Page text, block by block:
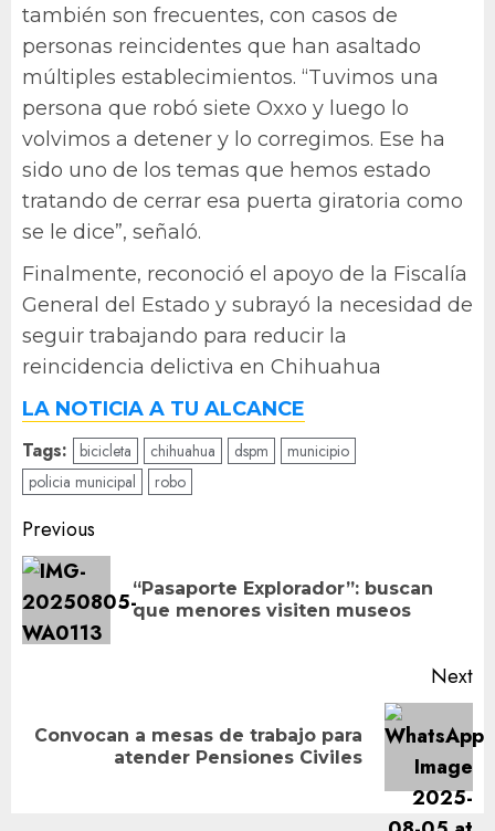
también son frecuentes, con casos de
personas reincidentes que han asaltado
múltiples establecimientos. “Tuvimos una
persona que robó siete Oxxo y luego lo
volvimos a detener y lo corregimos. Ese ha
sido uno de los temas que hemos estado
tratando de cerrar esa puerta giratoria como
se le dice”, señaló.
Finalmente, reconoció el apoyo de la Fiscalía
General del Estado y subrayó la necesidad de
seguir trabajando para reducir la
reincidencia delictiva en Chihuahua
LA NOTICIA A TU ALCANCE
Tags: bicicleta chihuahua dspm
municipio
policia municipal
robo
Post
navigation
Previous
“Pasaporte Explorador”: buscan
que menores visiten museos
Next
Next
Convocan a mesas de trabajo para
atender Pensiones Civiles